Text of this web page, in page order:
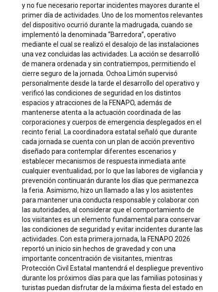
y no fue necesario reportar incidentes mayores durante el
primer día de actividades. Uno de los momentos relevantes
del dispositivo ocurrió durante la madrugada, cuando se
implementó la denominada “Barredora”, operativo
mediante el cual se realizó el desalojo de las instalaciones
una vez concluidas las actividades. La acción se desarrolló
de manera ordenada y sin contratiempos, permitiendo el
cierre seguro de la jornada. Ochoa Limón supervisó
personalmente desde la tarde el desarrollo del operativo y
verificó las condiciones de seguridad en los distintos
espacios y atracciones de la FENAPO, además de
mantenerse atenta a la actuación coordinada de las
corporaciones y cuerpos de emergencia desplegados en el
recinto ferial. La coordinadora estatal señaló que durante
cada jornada se cuenta con un plan de acción preventivo
diseñado para contemplar diferentes escenarios y
establecer mecanismos de respuesta inmediata ante
cualquier eventualidad, por lo que las labores de vigilancia y
prevención continuarán durante los días que permanezca
la feria. Asimismo, hizo un llamado a las y los asistentes
para mantener una conducta responsable y colaborar con
las autoridades, al considerar que el comportamiento de
los visitantes es un elemento fundamental para conservar
las condiciones de seguridad y evitar incidentes durante las
actividades. Con esta primera jornada, la FENAPO 2026
reportó un inicio sin hechos de gravedad y con una
importante concentración de visitantes, mientras
Protección Civil Estatal mantendrá el despliegue preventivo
durante los próximos días para que las familias potosinas y
turistas puedan disfrutar de la máxima fiesta del estado en